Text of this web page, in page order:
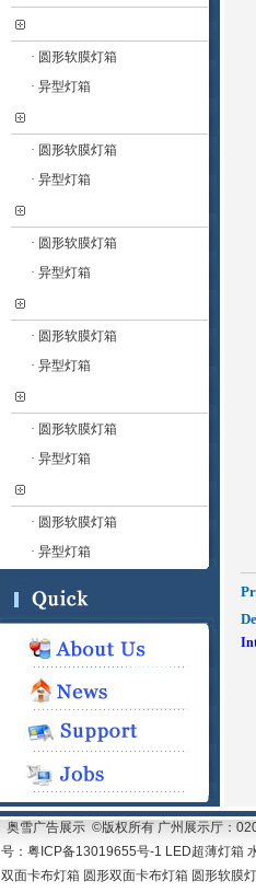
· 圆形软膜灯箱
· 异型灯箱
· 圆形软膜灯箱
· 异型灯箱
· 圆形软膜灯箱
· 异型灯箱
· 圆形软膜灯箱
· 异型灯箱
· 圆形软膜灯箱
· 异型灯箱
· 圆形软膜灯箱
· 异型灯箱
奥雪广告展示 ©版权所有 广州展示厅：
号：粤ICP备13019655号-1 LED超薄灯箱
双面卡布灯箱 圆形双面卡布灯箱 圆形软膜